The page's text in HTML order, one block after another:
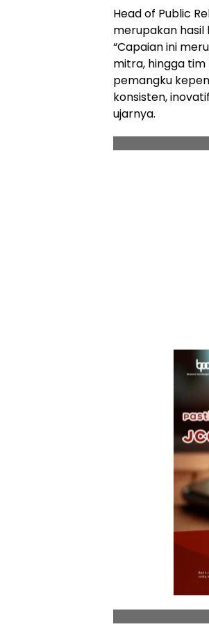
Head of Public
merupakan hasil
“Capaian ini
mitra, hingga
pemangku
konsisten,
ujarnya.